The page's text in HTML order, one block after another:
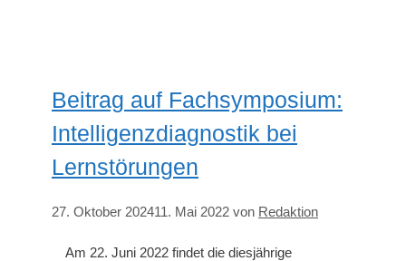
Beitrag auf Fachsymposium:
Intelligenzdiagnostik bei
Lernstörungen
27. Oktober 202411. Mai 2022 von Redaktion
Am 22. Juni 2022 findet die diesjährige